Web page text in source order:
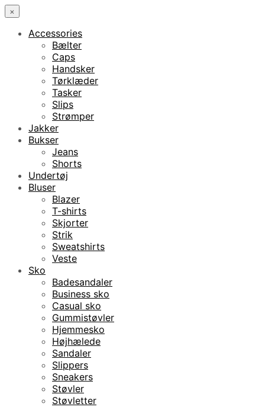
×
Accessories
Bælter
Caps
Handsker
Tørklæder
Tasker
Slips
Strømper
Jakker
Bukser
Jeans
Shorts
Undertøj
Bluser
Blazer
T-shirts
Skjorter
Strik
Sweatshirts
Veste
Sko
Badesandaler
Business sko
Casual sko
Gummistøvler
Hjemmesko
Højhælede
Sandaler
Slippers
Sneakers
Støvler
Støvletter